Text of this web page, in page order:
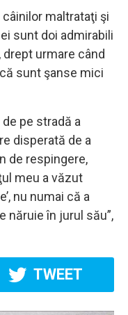
maltrataţi şi
sunt doi admirabili
drept urmare când
sunt şanse mici
pe stradă a
disperată de a
de respingere,
meu a văzut
nu numai că a
năruie în jurul său”,
TWEET